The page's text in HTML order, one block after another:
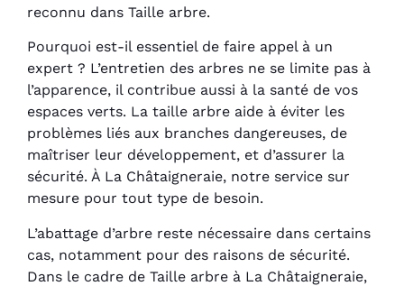
reconnu dans Taille arbre.
Pourquoi est-il essentiel de faire appel à un
expert ? L’entretien des arbres ne se limite pas à
l’apparence, il contribue aussi à la santé de vos
espaces verts. La taille arbre aide à éviter les
problèmes liés aux branches dangereuses, de
maîtriser leur développement, et d’assurer la
sécurité. À La Châtaigneraie, notre service sur
mesure pour tout type de besoin.
L’abattage d’arbre reste nécessaire dans certains
cas, notamment pour des raisons de sécurité.
Dans le cadre de Taille arbre à La Châtaigneraie,